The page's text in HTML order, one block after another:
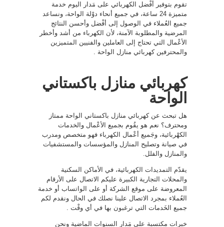
تقوم بتوفير أفْضل الكهربائي على مَدار اليوم خدمة
متميزة 24 ساعة، في جميع أنحاء دوْلة الواحة، ونساعد
جميع العُملاء في الوصول إلى أفْضل وأحسن النتائج
المرضية والمطلوبة الآمنة، لأن الكهرباء من أشد وأخطر
الأعْمال التي تحتاج إلى العاملين والفنيين المتميزين
والمحترفين كهربائي منازل الواحة .
كهربائي منازل باكستاني
الواحة
هل تبحث عن كهربائي منازل باكستاني الواحة ممتاز
ومحترف؟ نعم هو يقُوم بجميع الأعْمال والخدمات
الكهْربائية، وجَميع أعْمال الكهرباء فهو متخصص ومدرب
في صيانة وتصليح المنازل والمؤسسات والمستشفيات
والمنازل والفلل.
يقدّم التمديدات الكهربائية، في الأماكن السكنية
والمحلات التجارية الكبيرة عليكم الاتصال على الأرقام
المعروضة على موقع الشركة أو على الواتساب أو خدمة
العُملاء بمجرد الاتصال علينا نصلك في الحال ونقدم لكم
جميع الخَدمات التي ترغبون بها في أي وقْت .
خبرات مكتسبة على مَدار السنوات الماضية ونحن